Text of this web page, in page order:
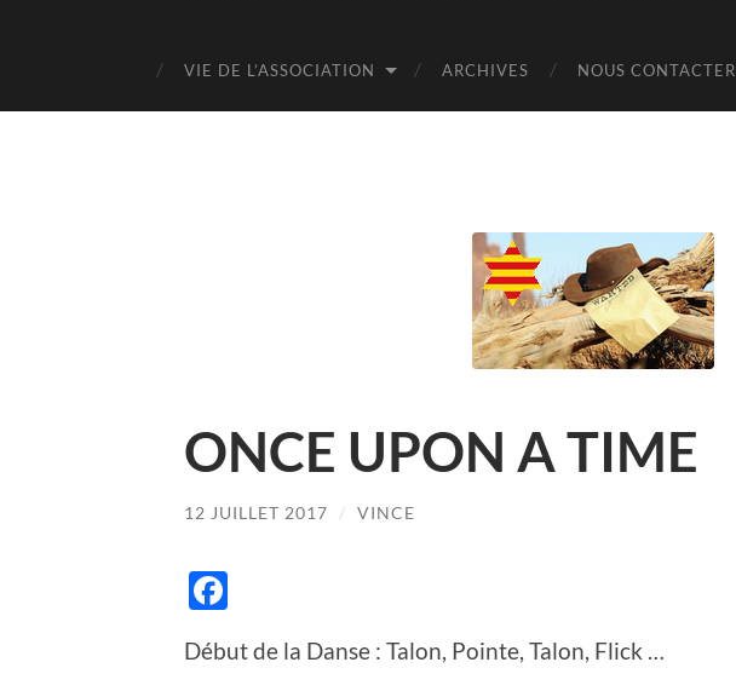
VIE DE L’ASSOCIATION ARCHIVES NOUS CONTACTER
ONCE UPON A TIME
12 JUILLET 2017 / VINCE
Début de la Danse : Talon, Pointe, Talon, Flick …